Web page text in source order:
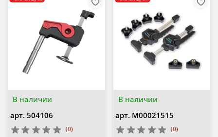
В наличии
арт. 504106
(0)
В наличии
арт. М00021515
(0)